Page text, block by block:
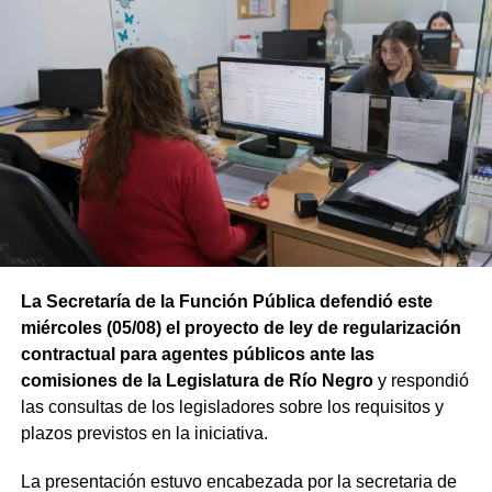
al proyecto impulsado por Southern Energy.
La compañía está integrada por Pan American Energy,
YPF, Pampa Energía, Harbour Energy y Golar LNG. En
una segunda instancia se incorporará el buque MKII, con
lo que ambas unidades alcanzarán una capacidad
conjunta cercana a los 6 millones de toneladas de GNL
por año.
Río Negro se prepara para exportar
El avance del Hilli Episeyo se integra a las obras e
inversiones que se desarrollan para vincular la
producción de gas con la futura terminal flotante. El
proyecto contempla infraestructura terrestre y submarina,
instalaciones de compresión y sistemas de amarre frente
La Secretaría de la Función Pública defendió este
miércoles (05/08) el proyecto de ley de regularización
contractual para agentes públicos ante las
comisiones de la Legislatura de Río Negroy respondió
las consultas de los legisladores sobre los requisitos y
plazos previstos en la iniciativa.
La presentación estuvo encabezada por la secretaria de